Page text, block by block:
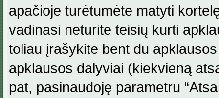
apačioje turėtumėte matyti
vadinasi neturite teisių kurti
toliau įrašykite bent du
apklausos dalyviai (kiekvieną
pat, pasinaudoję parametru